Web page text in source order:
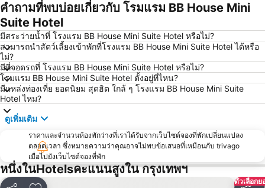
วัดอรุณ
บีทีเอส สยาม
สถานีรถไฟหัวลำโพง
บีทีเอส หมอชิต
บีทีเอส อารีย์
บีทีเอส พญาไท
พระราชวังสวนดุสิต
ตลาดนัดสวนจตุจักร
Lumphini-Park
บีทีเอส ศาลาแดง
เทอร์มินอล 21
บีทีเอส อ่อนนุช
บีทีเอส เพลินจิต
เซ็นทรัลเวิลด์
สนามหลวง
MRT พระราม 9
วัดพระแก้ว
บีทีเอส เอกมัย
คำถามที่พบบ่อยเกี่ยวกับ โรมแรม BB House Mini
Suite Hotel
มีสระว่ายน้ำที่ โรงแรม BB House Mini Suite Hotel หรือไม่?
สามารถนำสัตว์เลี้ยงเข้าพักที่โรงแรม BB House Mini Suite Hotel ได้หรือ
ไม่?
มีที่จอดรถที่ โรงแรม BB House Mini Suite Hotel หรือไม่?
โรมแรม BB House Mini Suite Hotel ตั้งอยู่ที่ไหน?
มีแหล่งท่องเที่ย ยอดนิยม สุดฮิต ใกล้ ๆ โรงแรม BB House Mini Suite
Hotel ไหม?
ดูเพิ่มเติม
ราคาและจำนวนห้องพักว่างที่เราได้รับจากเว็บไซต์จองที่พักเปลี่ยนแปลง
ตลอดเวลา ซึ่งหมายความว่าคุณอาจไม่พบข้อเสนอที่เหมือนกับ trivago
เมื่อไปยังเว็บไซต์จองที่พัก
หนึ่งในHotelsคะแนนสูงใน กรุงเทพฯ
ตัวเลือก